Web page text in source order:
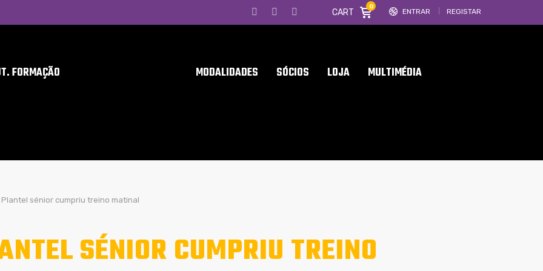
ENTRAR REGISTAR
CART
0
FORMAÇÃO MODALIDADES SÓCIOS LOJA MULTIMÉDIA
Plantel sénior cumpriu treino matinal
SÉNIOR CUMPRIU TREINO